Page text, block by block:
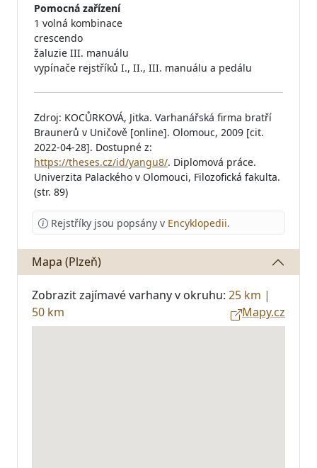
Pomocná zařízení
1 volná kombinace
crescendo
žaluzie III. manuálu
vypínače rejstříků I., II., III. manuálu a pedálu
Zdroj: KOCŮRKOVÁ, Jitka. Varhanářská firma bratří
Braunerů v Uničově [online]. Olomouc, 2009 [cit.
2022-04-28]. Dostupné z:
https://theses.cz/id/yangu8/. Diplomová práce.
Univerzita Palackého v Olomouci, Filozofická fakulta.
(str. 89)
Rejstříky jsou popsány v Encyklopedii.
Mapa (Plzeň)
Zobrazit zajímavé varhany v okruhu: 25 km |
50 km
Mapy.cz